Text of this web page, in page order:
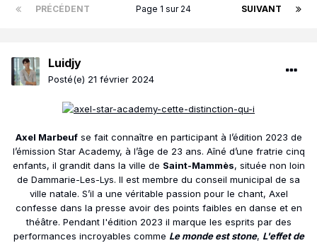
PRÉCÉDENT SUIVANT
Page 1 sur 24
Luidjy
Posté(e) 21 février 2024
Axel Marbeufse fait connaître en participant à l’édition 2023 de
l’émission Star Academy, à l’âge de 23 ans. Aîné d’une fratrie cinq
enfants, il grandit dans la ville de Saint-Mammès, située non loin
de Dammarie-Les-Lys. Il est membre du conseil municipal de sa
ville natale. S’il a une véritable passion pour le chant, Axel
confesse dans la presse avoir des points faibles en danse et en
théâtre. Pendant l'édition 2023 il marque les esprits par des
performances incroyables comme Le monde est stone, L'effet de